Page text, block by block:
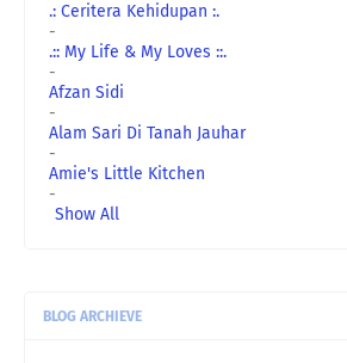
.: Ceritera Kehidupan :.
-
.:: My Life & My Loves ::.
-
Afzan Sidi
-
Alam Sari Di Tanah Jauhar
-
Amie's Little Kitchen
-
Show All
BLOG ARCHIEVE